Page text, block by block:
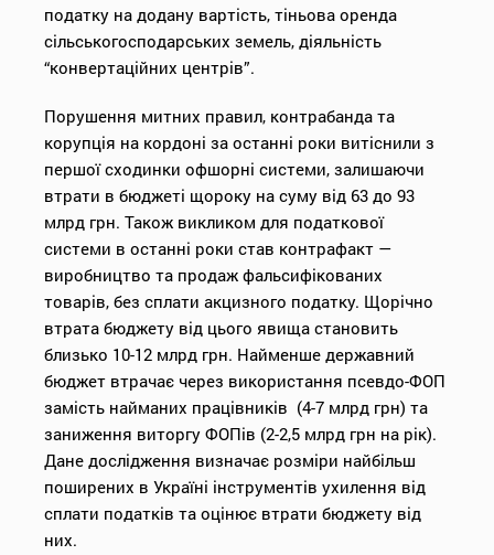
податку на додану вартість, тіньова оренда
сільськогосподарських земель, діяльність
“конвертаційних центрів”.
Порушення митних правил, контрабанда та
корупція на кордоні за останні роки витіснили з
першої сходинки офшорні системи, залишаючи
втрати в бюджеті щороку на суму від 63 до 93
млрд грн. Також викликом для податкової
системи в останні роки став контрафакт —
виробництво та продаж фальсифікованих
товарів, без сплати акцизного податку. Щорічно
втрата бюджету від цього явища становить
близько 10-12 млрд грн. Найменше державний
бюджет втрачає через використання псевдо-ФОП
замість найманих працівників (4-7 млрд грн) та
заниження виторгу ФОПів (2-2,5 млрд грн на рік).
Дане дослідження визначає розміри найбільш
поширених в Україні інструментів ухилення від
сплати податків та оцінює втрати бюджету від
них.